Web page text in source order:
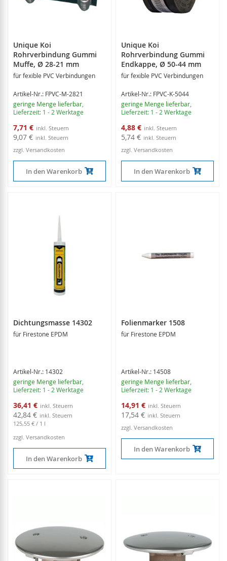
Unique Koi
Rohrverbindung Gummi
Muffe, Ø 28-21 mm
für fexible PVC Verbindungen
Artikel-Nr.: FPVC-M-2821
geringe Menge lieferbar
Lieferzeit: 1 - 2 Werktage
Sonderangebot
7,71 €
9,07 €
zzgl. Versandkosten
In den Warenkorb
Unique Koi
Rohrverbindung Gummi
Endkappe, Ø 50-44 mm
für fexible PVC Verbindungen
Artikel-Nr.: FPVC-K-5044
geringe Menge lieferbar
Lieferzeit: 1 - 2 Werktage
Sonderangebot
4,88 €
5,74 €
zzgl. Versandkosten
In den Warenkorb
Dichtungsmasse 14302
für Firestone EPDM
Artikel-Nr.: 14302
geringe Menge lieferbar,
Lieferzeit: 1 - 2 Werktage
Sonderangebot
36,41 €
42,84 €
125,55 € / 1 l
zzgl. Versandkosten
In den Warenkorb
Folienmarker 1508
für Firestone EPDM
Artikel-Nr.: 14508
geringe Menge lieferbar,
Lieferzeit: 1 - 2 Werktage
Sonderangebot
14,91 €
17,54 €
zzgl. Versandkosten
In den Warenkorb